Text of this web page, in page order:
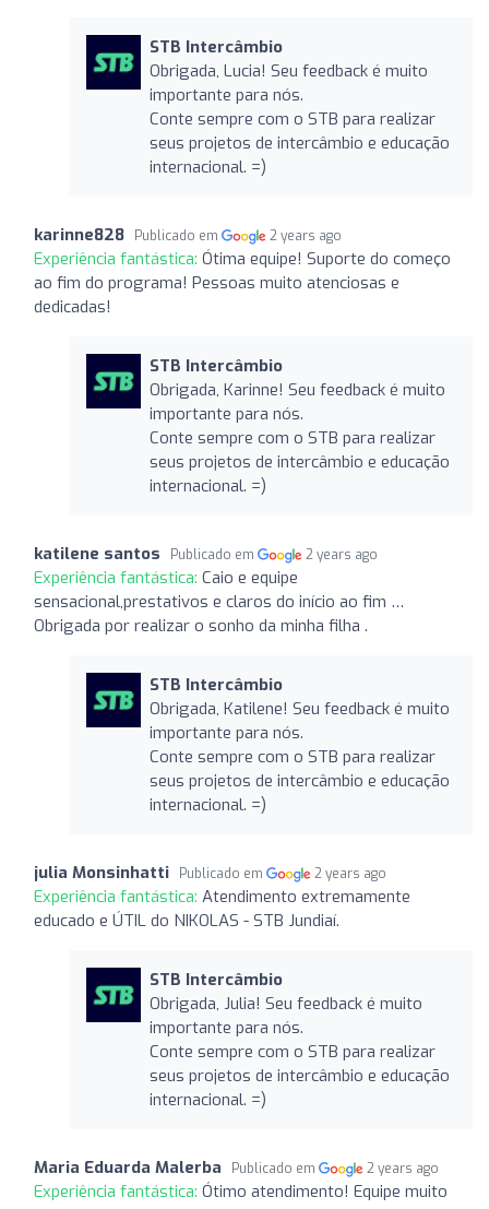
STB Intercâmbio
Obrigada, Lucia! Seu feedback é muito
importante para nós.
Conte sempre com o STB para realizar
seus projetos de intercâmbio e educação
internacional. =)
karinne828 Publicado em 2 years ago
Experiência fantástica: Ótima equipe! Suporte do começo
ao fim do programa! Pessoas muito atenciosas e
dedicadas!
STB Intercâmbio
Obrigada, Karinne! Seu feedback é muito
importante para nós.
Conte sempre com o STB para realizar
seus projetos de intercâmbio e educação
internacional. =)
katilene santos Publicado em 2 years ago
Experiência fantástica: Caio e equipe
sensacional,prestativos e claros do início ao fim …
Obrigada por realizar o sonho da minha filha .
STB Intercâmbio
Obrigada, Katilene! Seu feedback é muito
importante para nós.
Conte sempre com o STB para realizar
seus projetos de intercâmbio e educação
internacional. =)
julia Monsinhatti Publicado em 2 years ago
Experiência fantástica: Atendimento extremamente
educado e ÚTIL do NIKOLAS - STB Jundiaí.
STB Intercâmbio
Obrigada, Julia! Seu feedback é muito
importante para nós.
Conte sempre com o STB para realizar
seus projetos de intercâmbio e educação
internacional. =)
Maria Eduarda Malerba Publicado em 2 years ago
Experiência fantástica: Ótimo atendimento! Equipe muito